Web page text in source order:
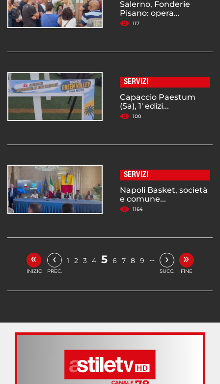
Salerno, Fonderie
Pisano: opera...
117
SERVIZI
Capaccio Paestum
(Sa), 1' edizi...
100
SERVIZI
Napoli Basket, società
e comune...
1164
«
INIZIO
‹
PREC.
1 2 3 4 5 6 7 8 9 … ›
SUCC.
»
FINE